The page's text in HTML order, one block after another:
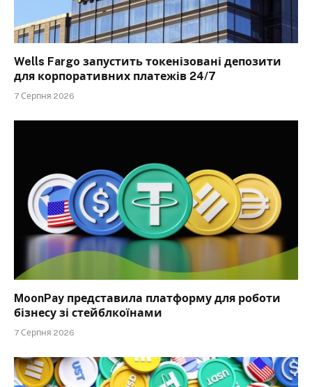
Wells Fargo запустить токенізовані депозити
для корпоративних платежів 24/7
7 Серпня 2026
MoonPay представила платформу для роботи
бізнесу зі стейблкоїнами
7 Серпня 2026